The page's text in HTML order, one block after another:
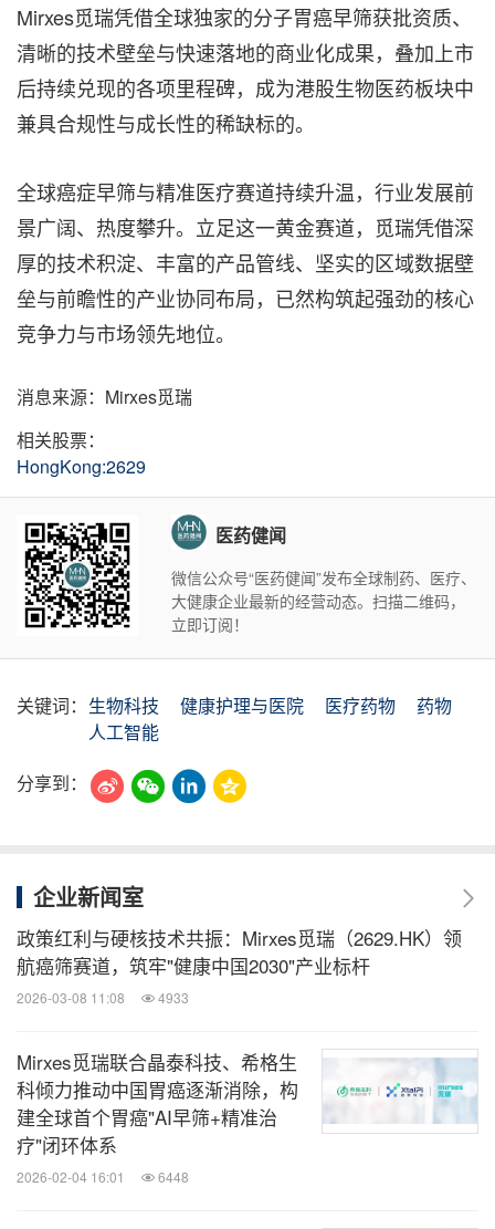
Mirxes觅瑞凭借全球独家的分子胃癌早筛获批资质、
清晰的技术壁垒与快速落地的商业化成果，叠加上市
后持续兑现的各项里程碑，成为港股生物医药板块中
兼具合规性与成长性的稀缺标的。
全球癌症早筛与精准医疗赛道持续升温，行业发展前
景广阔、热度攀升。立足这一黄金赛道，觅瑞凭借深
厚的技术积淀、丰富的产品管线、坚实的区域数据壁
垒与前瞻性的产业协同布局，已然构筑起强劲的核心
竞争力与市场领先地位。
消息来源：Mirxes觅瑞
相关股票：
HongKong:2629
医药健闻
微信公众号“医药健闻”发布全球制药、医疗、
大健康企业最新的经营动态。扫描二维码，
立即订阅！
关键词： 生物科技 健康护理与医院 医疗药物
药物
人工智能
分享到：
企业新闻室
政策红利与硬核技术共振：Mirxes觅瑞（2629.HK）领
航癌筛赛道，筑牢"健康中国2030"产业标杆
2026-03-08 11:08 4933
Mirxes觅瑞联合晶泰科技、希格生
科倾力推动中国胃癌逐渐消除，构
建全球首个胃癌"AI早筛+精准治
疗"闭环体系
2026-02-04 16:01 6448